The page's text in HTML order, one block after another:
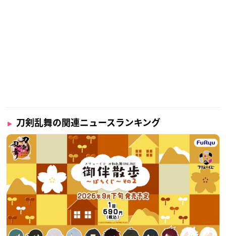
刀剣乱舞の関連ニュースランキング